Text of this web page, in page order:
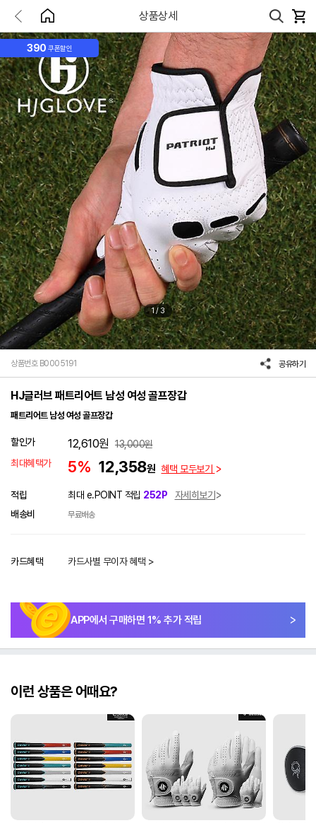
상품상세
390 쿠폰할인
1/ 3
상품번호 B0005191 공유하기
HJ글러브 패트리어트 남성 여성 골프장갑
패트리어트 남성 여성 골프장갑
할인가 12,610원 13,000원
최대혜택가
5% 12,358원 혜택 모두보기
적립 최대 e.POINT 적립 252P
자세히보기
배송비
무료배송
카드혜택 카드사별 무이자 혜택 >
APP에서 구매하면 1% 추가 적립
이런 상품은 어때요?